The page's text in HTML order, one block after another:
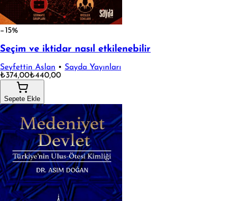
−15%
Seçim ve iktidar nasıl etkilenebilir
Seyfettin Aslan • Sayda Yayınları
₺374,00₺440,00
Sepete Ekle